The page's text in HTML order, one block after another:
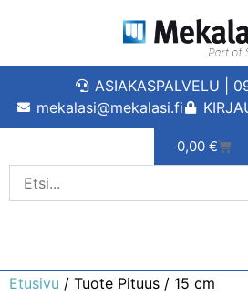
ASIAKASPALVELU |
mekalasi@mekalasi.fi
0,00 €
Etusivu / Tuote Pituus / 15 cm